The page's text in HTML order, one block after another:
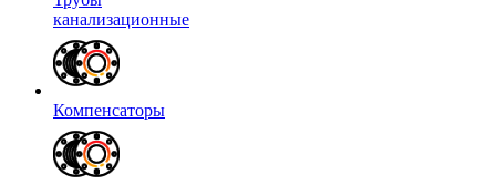
канализационные
Компенсаторы